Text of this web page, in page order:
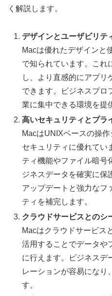
く解説します。
デザインとユーザビリテ
Macは優れたデザインと
で知られています。これ
し、より直感的にアプリ
できます。ビジネスプロ
業に集中できる環境を提
高いセキュリティとプラ
MacはUNIXベースの操作
セキュリティに優れてい
ティ機能やファイル暗号
ジネスデータを確実に保
アップデートと強力なフ
ティを補完します。
クラウドサービスとのシ
Macはクラウドサービス
活用することでデータや
に行えます。ビジネスデ
レーションが容易になり
す。